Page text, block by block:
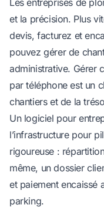
Les entreprises de
et la précision. Plus
devis, facturez et
pouvez gérer de
administrative. Gérer
par téléphone est un
chantiers et de la
Un logiciel pour
l’infrastructure pour
rigoureuse :
même, un dossier
et paiement encaissé
parking.